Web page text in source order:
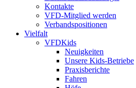
Kontakte
VFD-Mitglied werden
Verbandspositionen
Vielfalt
VFDKids
Neuigkeiten
Unsere Kids-Betriebe
Praxisberichte
Fahren